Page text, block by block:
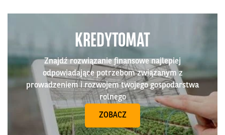
KREDYTOMAT
Znajdź rozwiązanie finansowe najlepiej
odpowiadające potrzebom związanym z
prowadzeniem i rozwojem twojego gospodarstwa
rolnego
ZOBACZ